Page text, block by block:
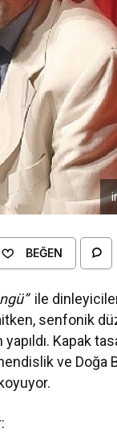
BEĞEN
ile
senfonik
Kapak
ve